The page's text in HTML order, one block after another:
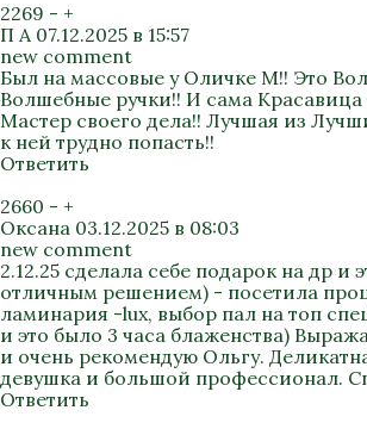
2269 - +
П А 07.12.2025 в 15:57
new comment
Был на массовые у Оличке М!! Это
Волшебные ручки!! И сама
Мастер своего дела!! Лучшая из
к ней трудно попасть!!
Ответить
2660 - +
Оксана 03.12.2025 в 08:03
new comment
2.12.25 сделала себе подарок на др и
отличным решением) - посетила
ламинария -lux, выбор пал на топ
и это было 3 часа блаженства)
и очень рекомендую Ольгу.
девушка и большой профессионал.
Ответить